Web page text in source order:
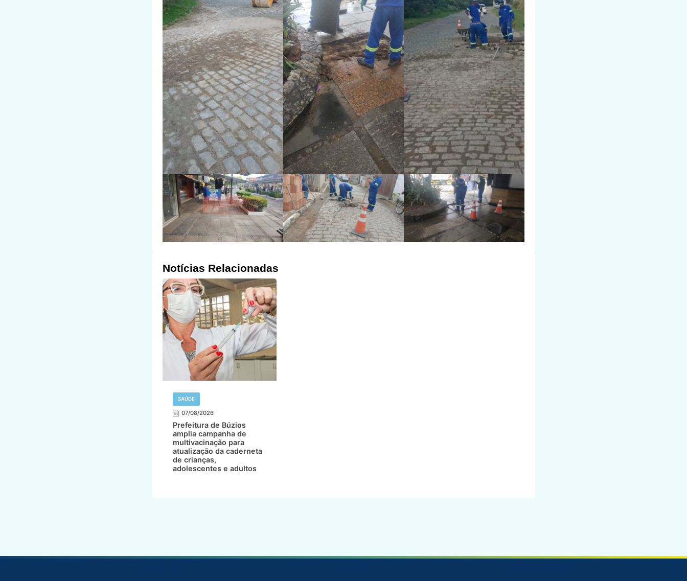
Notícias Relacionadas
SAÚDE
07/08/2026
Prefeitura de Búzios
amplia campanha de
multivacinação para
atualização da caderneta
de crianças,
adolescentes e adultos